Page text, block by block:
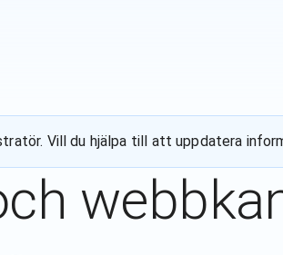
Vill du hjälpa till att uppdatera